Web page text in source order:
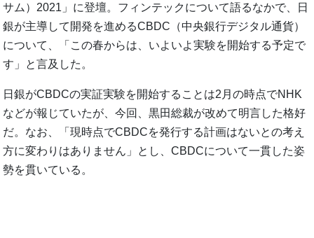
サム）2021」に登壇。フィンテックについて語るなかで、日
銀が主導して開発を進めるCBDC（中央銀行デジタル通貨）
について、「この春からは、いよいよ実験を開始する予定で
す」と言及した。
日銀がCBDCの実証実験を開始することは2月の時点でNHK
などが報じていたが、今回、黒田総裁が改めて明言した格好
だ。なお、「現時点でCBDCを発行する計画はないとの考え
方に変わりはありません」とし、CBDCについて一貫した姿
勢を貫いている。